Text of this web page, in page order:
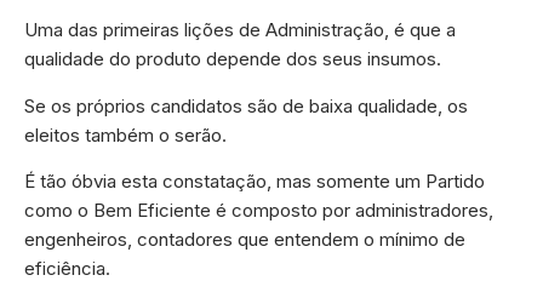
Uma das primeiras lições de Administração, é que a
qualidade do produto depende dos seus insumos.
Se os próprios candidatos são de baixa qualidade, os
eleitos também o serão.
É tão óbvia esta constatação, mas somente um Partido
como o Bem Eficiente é composto por administradores,
engenheiros, contadores que entendem o mínimo de
eficiência.